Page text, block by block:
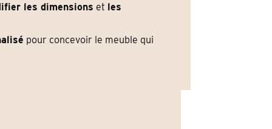
les dimensions et les
pour concevoir le meuble qui